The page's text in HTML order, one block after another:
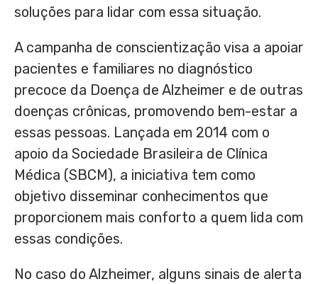
soluções para lidar com essa situação.
A campanha de conscientização visa a apoiar
pacientes e familiares no diagnóstico
precoce da Doença de Alzheimer e de outras
doenças crônicas, promovendo bem-estar a
essas pessoas. Lançada em 2014 com o
apoio da Sociedade Brasileira de Clínica
Médica (SBCM), a iniciativa tem como
objetivo disseminar conhecimentos que
proporcionem mais conforto a quem lida com
essas condições.
No caso do Alzheimer, alguns sinais de alerta